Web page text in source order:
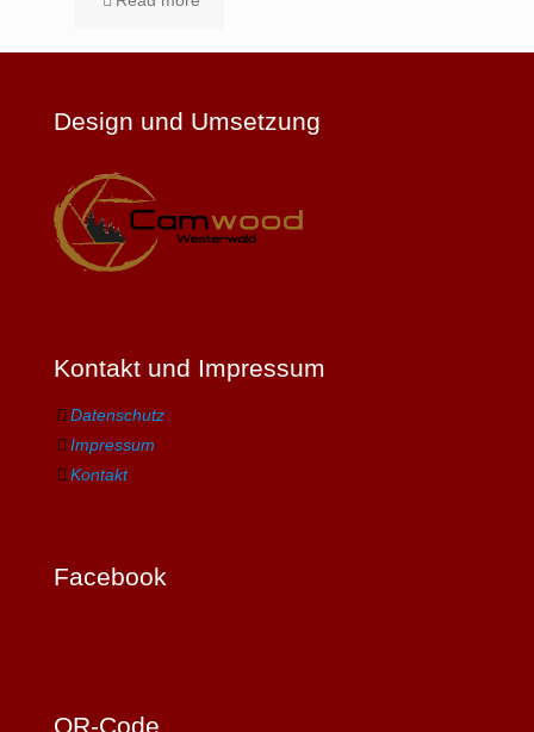
Design und Umsetzung
Kontakt und Impressum
Datenschutz
Impressum
Kontakt
Facebook
QR-Code